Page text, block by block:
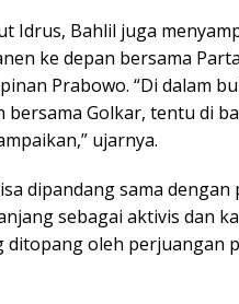
Idrus, Bahlil juga
ke depan bersama
Prabowo. “Di dalam
bersama Golkar, tentu di
ujarnya.
dipandang sama
sebagai aktivis dan
ditopang oleh perjuangan